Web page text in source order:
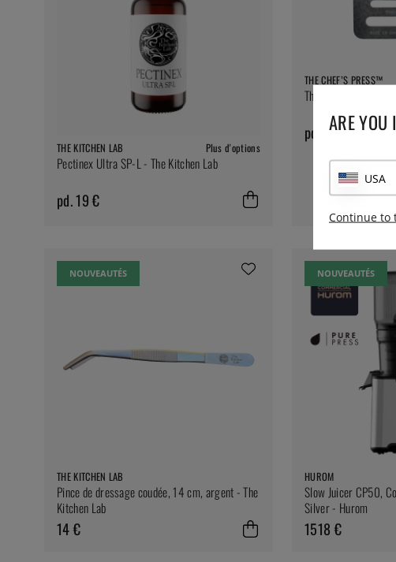
THE KITCHEN LAB Plus d'options
Pectinex Ultra SP-L - The Kitchen Lab
pd. 19 €
THE CHEF’S PRESS™
The Chef's Press,
pd. 41 €
NOUVEAUTÉS
THE KITCHEN LAB
Pince de dressage coudée, 14 cm, argent - The
Kitchen Lab
14 €
NOUVEAUTÉS
HUROM
Slow Juicer CP50,
Silver - Hurom
1518 €
ARE YOU
USA
Continue to